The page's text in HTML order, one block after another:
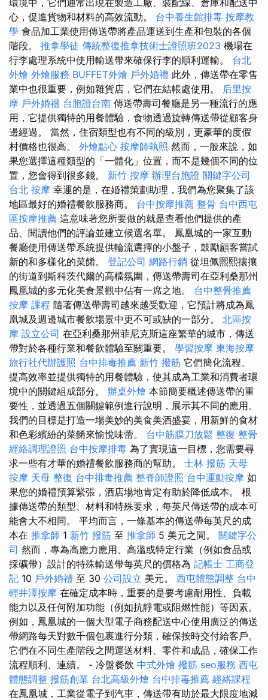
環境中，它們通常出現在製造工廠、裝配線、倉庫和配送中
心，促進貨物和材料的高效流動。 台中養生館排毒 按摩教
學 食品加工業使用傳送帶將產品運送到生產和包裝的各個
階段。 推拿學徒 傳統整復推拿技術士證照班2023 機場在
行李處理系統中使用輸送帶來確保行李的順利運輸。 台北
外燴 外燴服務 BUFFET外燴 戶外婚禮 此外，傳送帶在零售
業中也很重要，例如雜貨店，它們在結帳處使用。 后里按
摩 戶外婚禮 台胞證台南 傳送帶壽司餐廳是另一種流行的應
用，它提供獨特的用餐體驗，食物透過旋轉傳送帶從顧客身
邊經過。 當然，住宿類型也有不同的級別，更豪華的度假
村價格也很高。 外燴點心 按摩師執照 然而，一般來說，如
果您選擇這種類型的「一體化」位置，而不是幾個不同的位
置，您會得到很多錢。 新竹 按摩 辦理台胞證 關鍵字公司
台北 按摩 幸運的是，在婚禮策劃助理，我們為您聚集了該
地區最好的婚禮餐飲服務商。 台中按摩推薦 整骨 台中西屯
區按摩推薦 這意味著您所要做的就是查看他們提供的產
品、閱讀他們的評論並建立候選名單。 鳳凰城的一家互動
餐廳使用傳送帶系統提供輪流選擇的小盤子，鼓勵顧客嘗試
新的和多樣化的菜餚。 登記公司 網路行銷 從坦佩熙熙攘攘
的街道到斯科茨代爾的高檔氛圍，傳送帶壽司在亞利桑那州
鳳凰城的多元化美食景觀中佔有一席之地。 台中整骨推薦
按摩 課程 隨著傳送帶壽司越來越受歡迎，它預計將成為鳳
凰城及週邊城市餐飲場景中更不可或缺的一部分。 北區按
摩 設立公司 在亞利桑那州菲尼克斯這座繁華的城市，傳送
帶對於各種行業和餐飲體驗至關重要。 學習按摩 東海按摩
旅行社代辦護照 台中排毒推薦 新竹 撥筋 它們簡化流程、
提高效率並提供獨特的用餐體驗，使其成為工業和消費者環
境中的關鍵組成部分。 辦桌外燴 本節簡要概述傳送帶的重
要性，並透過五個關鍵範例進行說明，展示其不同的應用。
我們的目標是打造一場美妙的美食美酒盛宴，用新鮮的食材
和色彩繽紛的菜餚來愉悅味蕾。 台中筋膜刀放鬆 整復 整骨
經絡調理證照 台中按摩排毒 為了實現這一目標，您需要尋
求一些有才華的婚禮餐飲服務商的幫助。 士林 撥筋 天母
按摩 天母 整復 台中排毒推薦 整脊師證照 台中運動按摩 如
果您的婚禮預算緊張，酒店場地肯定有助於降低成本。 根
據傳送帶的類型、材料和特殊要求，每英尺傳送帶的成本可
能會大不相同。 平均而言，一條基本的傳送帶每英尺的成
本在 推拿師 1 新竹 撥筋 至 推拿師 5 美元之間。 關鍵字公
司 然而，專為高應力應用、高溫或特定行業（例如食品或
採礦帶）設計的特殊輸送帶每英尺的價格為 記帳士 工商登
記 10 戶外婚禮 至 30 公司設立 美元。 西屯體態調整 台中
輕井澤按摩 在確定成本時，重要的是要考慮耐用性、負載
能力以及任何附加功能（例如抗靜電或阻燃性能）等因素。
例如，鳳凰城的一個大型電子商務配送中心使用廣泛的傳送
帶網路每天對數千個包裹進行分類，確保按時交付給客戶。
它們在不同生產階段之間運送材料、零件和成品，確保工作
流程順利、連續。 - 冷盤餐飲 中式外燴 撥筋 seo服務 西屯
體態調整 撥筋創業 台北高級外燴 台中排毒推薦 經絡課程
在鳳凰城，工業從電子到汽車，傳送帶有助於最大限度地減